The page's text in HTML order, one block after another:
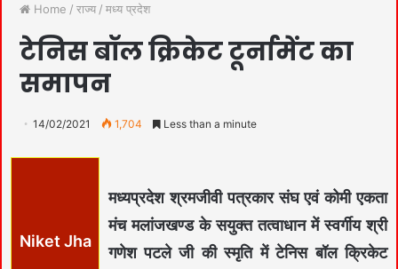
Home / राज्य / मध्य प्रदेश
टेनिस बॉल क्रिकेट टूर्नामेंट का
समापन
14/02/2021 1,704 Less than a minute
Niket Jha
मध्यप्रदेश श्रमजीवी पत्रकार संघ एवं कोमी एकता
मंच मलांजखण्ड के सयुक्त तत्वाधान में स्वर्गीय श्री
गणेश पटले जी की स्मृति में टेनिस बॉल क्रिकेट